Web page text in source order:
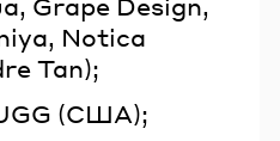
Notica
Tan);
(США);